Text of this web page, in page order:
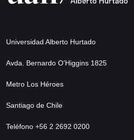
Universidad Alberto Hurtado
Avda. Bernardo O’Higgins 1825
Metro Los Héroes
Santiago de Chile
Teléfono +56 2 2692 0200